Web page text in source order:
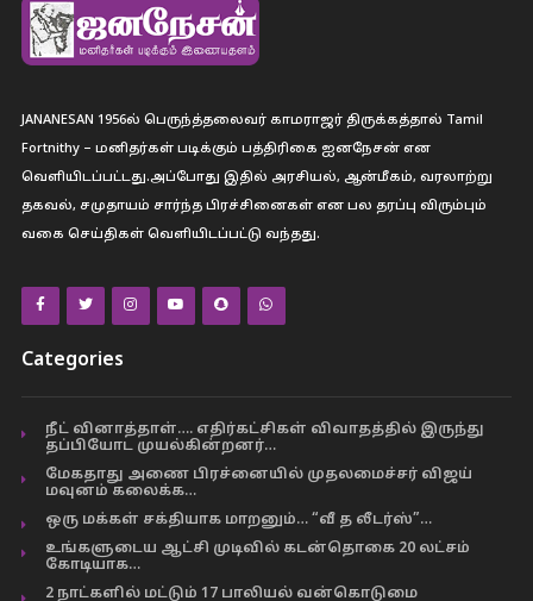
JANANESAN 1956ல் பெருந்த்தலைவர் காமராஜர் திருக்கத்தால் Tamil
Fortnithy – மனிதர்கள் படிக்கும் பத்திரிகை ஐனநேசன் என
வெளியிடப்பட்டது.அப்போது இதில் அரசியல், ஆன்மீகம், வரலாற்று
தகவல், சமுதாயம் சார்ந்த பிரச்சினைகள் என பல தரப்பு விரும்பும்
வகை செய்திகள் வெளியிடப்பட்டு வந்தது.
Categories
நீட் வினாத்தாள்…. எதிர்கட்சிகள் விவாதத்தில் இருந்து
தப்பியோட முயல்கின்றனர்…
மேகதாது அணை பிரச்னையில் முதலமைச்சர் விஜய்
மவுனம் கலைக்க…
ஒரு மக்கள் சக்தியாக மாறனும்… “வீ த லீடர்ஸ்”…
உங்களுடைய ஆட்சி முடிவில் கடன்தொகை 20 லட்சம்
கோடியாக…
2 நாட்களில் மட்டும் 17 பாலியல் வன்கொடுமை